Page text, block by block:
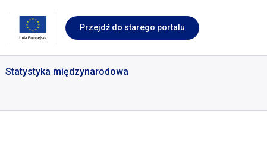
Przejdź do starego portalu
Statystyka międzynarodowa